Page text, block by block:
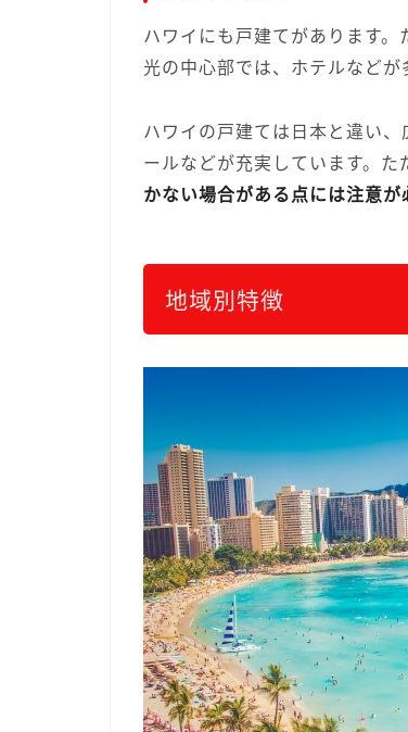
ハワイにも戸建てがあります
光の中心部では、ホテルなどが
ハワイの戸建ては日本と違い
ールなどが充実しています。
かない場合がある点には注意が
地域別特徴